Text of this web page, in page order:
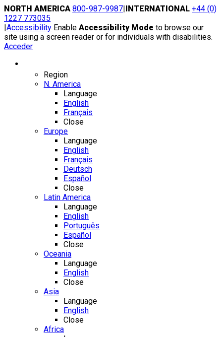
Skip
to
content
NORTH AMERICA 800-987-9987|INTERNATIONAL +44 (0)
1227 773035
|Accessibility Enable Accessibility Mode to browse our
site using a screen reader or for individuals with disabilities.
Acceder
Region
N. America
Language
English
Français
Close
Europe
Language
English
Français
Deutsch
Español
Close
Latin America
Language
English
Português
Español
Close
Oceania
Language
English
Close
Asia
Language
English
Close
Africa